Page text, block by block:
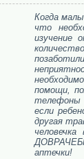
Когда
что
изучение
помощи,
телефоны
если
другая
аптечки!